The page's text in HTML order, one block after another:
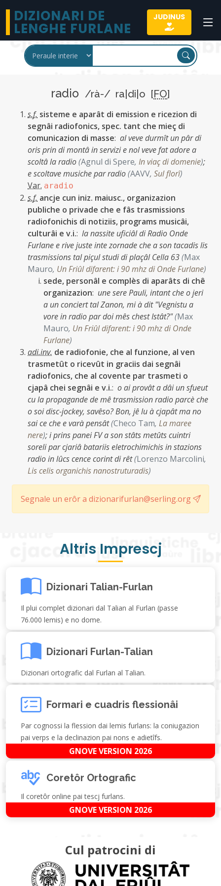
DIZIONARI DE
LENGHE FURLANE
JUDINUS
radio /rà-/ ra|di|o [FO]
s.f. sisteme e aparât di emission e ricezion di
segnâi radiofonics, spec. tant che mieç di
comunicazion di masse: al veve durmît un pâr di
oris prin di montâ in servizi e nol veve fat adore a
scoltâ la radio(Agnul di Spere, In viaç di domenie);
e scoltave musiche par radio(AAVV, Sul florî)
Var. aradio
s.f. ancje cun iniz. maiusc., organizazion
publiche o privade che e fâs trasmissions
radiofonichis di notiziis, programs musicâi,
culturâi e v.i.: la nassite uficiâl di Radio Onde
Furlane e rive juste inte zornade che a son tacadis lis
trasmissions tal piçul studi di plaçâl Cella 63(Max
Mauro, Un Friûl difarent: i 90 mhz di Onde Furlane)
sede, personâl e complès di aparâts di chê
organizazion: une sere Pauli, intant che o jeri
a un conciert tal Zanon, mi à dit "Vegnistu a
vore in radio par doi mês chest Istât?"(Max
Mauro, Un Friûl difarent: i 90 mhz di Onde
Furlane)
adi.inv. de radiofonie, che al funzione, al ven
trasmetût o ricevût in graciis dai segnâi
radiofonics, che al covente par trasmeti o
cjapâ chei segnâi e v.i.: o ai provât a dâi un sfueut
cu la propagande de mê trasmission radio parcè che
o soi disc-jockey, savêso? Bon, jê lu à cjapât ma no
sai ce che e varà pensât(Checo Tam, La maree
nere);i prins panei FV a son stâts metûts cuintri
soreli par cjariâ batariis eletrochimichis in stazions
radio in lûcs cence corint di rêt(Lorenzo Marcolini,
Lis celis organichis nanostruturadis)
Segnale un erôr a dizionarifurlan@serling.org
Altris Imprescj
Dizionari Talian-Furlan
Il plui complet dizionari dal Talian al Furlan (passe
76.000 lemis) e no dome.
Dizionari Furlan-Talian
Dizionari ortografic dal Furlan al Talian.
Formari e cuadris flessionâi
Par cognossi la flession dai lemis furlans: la coniugazion
pai verps e la declinazion pai nons e adietîfs.
GNOVE VERSION 2026
Coretôr Ortografic
Il coretôr online pai tescj furlans.
GNOVE VERSION 2026
Cul patrocini di